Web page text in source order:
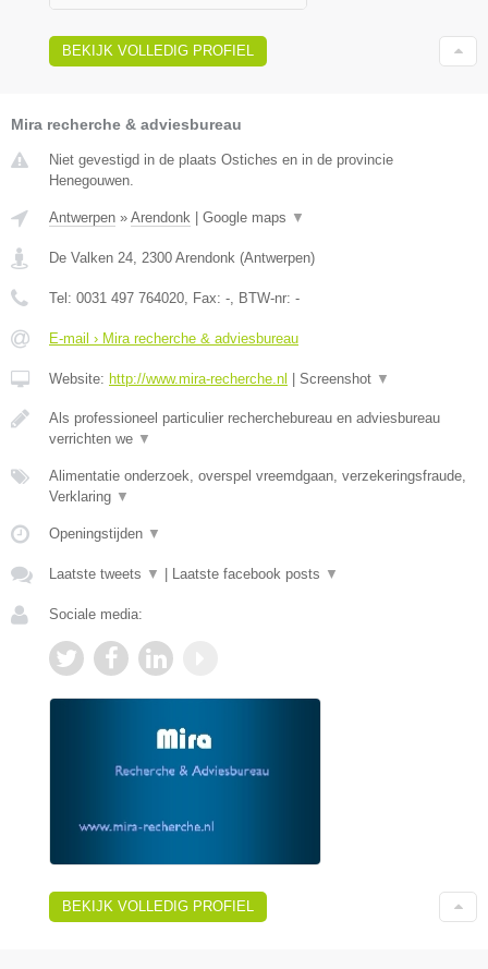
BEKIJK VOLLEDIG PROFIEL
Mira recherche & adviesbureau
Niet gevestigd in de plaats Ostiches en in de provincie
Henegouwen.
Antwerpen » Arendonk Google maps ▼
De Valken 24 2300 Arendonk (Antwerpen)
Tel: 0031 497 764020 , Fax: - , BTW-nr: -
E-mail › Mira recherche & adviesbureau
Website: http://www.mira-recherche.nl Screenshot ▼
Als professioneel particulier recherchebureau en adviesbureau
verrichten we ▼
Alimentatie onderzoek, overspel vreemdgaan, verzekeringsfraude,
Verklaring ▼
Openingstijden ▼
Laatste tweets ▼ Laatste facebook posts ▼
Sociale media:
BEKIJK VOLLEDIG PROFIEL